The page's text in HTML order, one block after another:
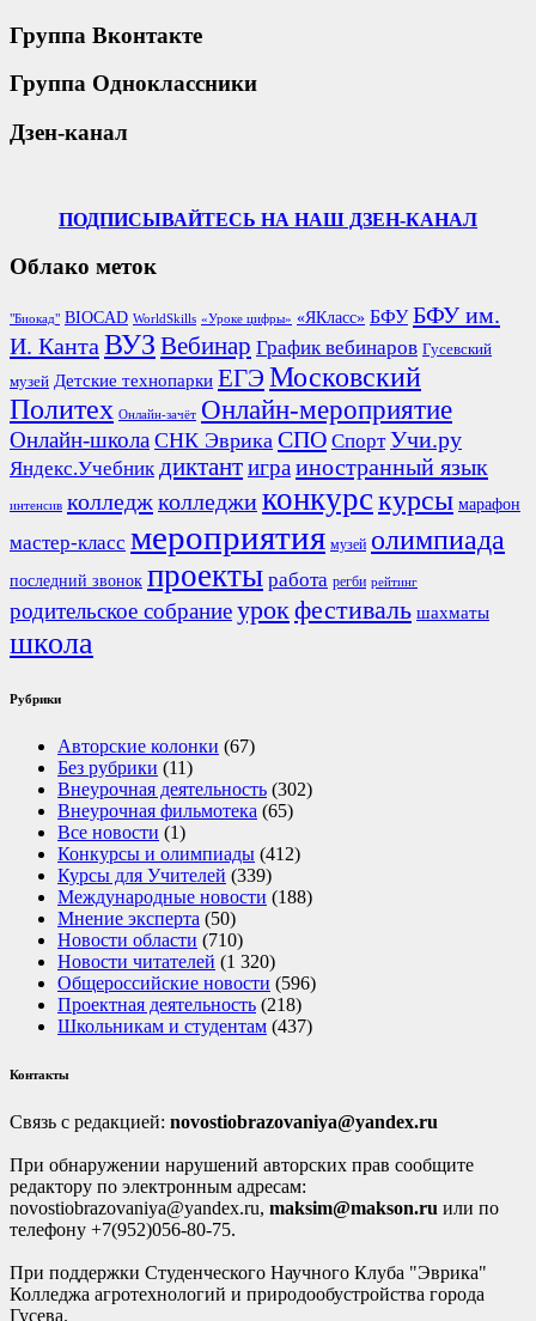
Группа Вконтакте
Группа Одноклассники
Дзен-канал
ПОДПИСЫВАЙТЕСЬ НА НАШ ДЗЕН-КАНАЛ
Облако меток
"Биокад" BIOCAD WorldSkills «Уроке цифры» «ЯКласс» БФУ БФУ им.
И. Канта ВУЗ Вебинар График вебинаров Гусевский
музей Детские технопарки ЕГЭ Московский
Политех Онлайн-зачёт Онлайн-мероприятие
Онлайн-школа СНК Эврика СПО Спорт Учи.ру
Яндекс.Учебник диктантиграиностранный язык
интенсив колледжколледжиконкурскурсы марафон
мастер-класс мероприятия музей олимпиада
последний звонок проекты работа регби рейтинг
родительское собраниеурокфестиваль шахматы
школа
Рубрики
Авторские колонки (67)
Без рубрики (11)
Внеурочная деятельность (302)
Внеурочная фильмотека (65)
Все новости (1)
Конкурсы и олимпиады (412)
Курсы для Учителей (339)
Международные новости (188)
Мнение эксперта (50)
Новости области (710)
Новости читателей (1 320)
Общероссийские новости (596)
Проектная деятельность (218)
Школьникам и студентам (437)
Контакты
Связь с редакцией: novostiobrazovaniya@yandex.ru
При обнаружении нарушений авторских прав сообщите
редактору по электронным адресам:
novostiobrazovaniya@yandex.ru, maksim@makson.ru или по
телефону +7(952)056-80-75.
При поддержки Студенческого Научного Клуба "Эврика"
Колледжа агротехнологий и природообустройства города
Гусева.